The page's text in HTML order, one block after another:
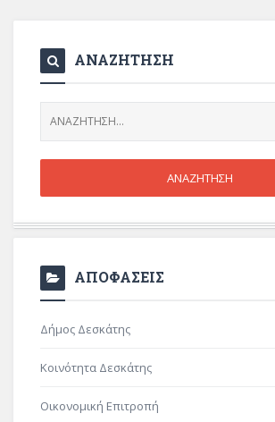
ΑΝΑΖΗΤΗΣΗ
ΑΠΟΦΑΣΕΙΣ
Δήμος Δεσκάτης
Κοινότητα Δεσκάτης
Οικονομική Επιτροπή